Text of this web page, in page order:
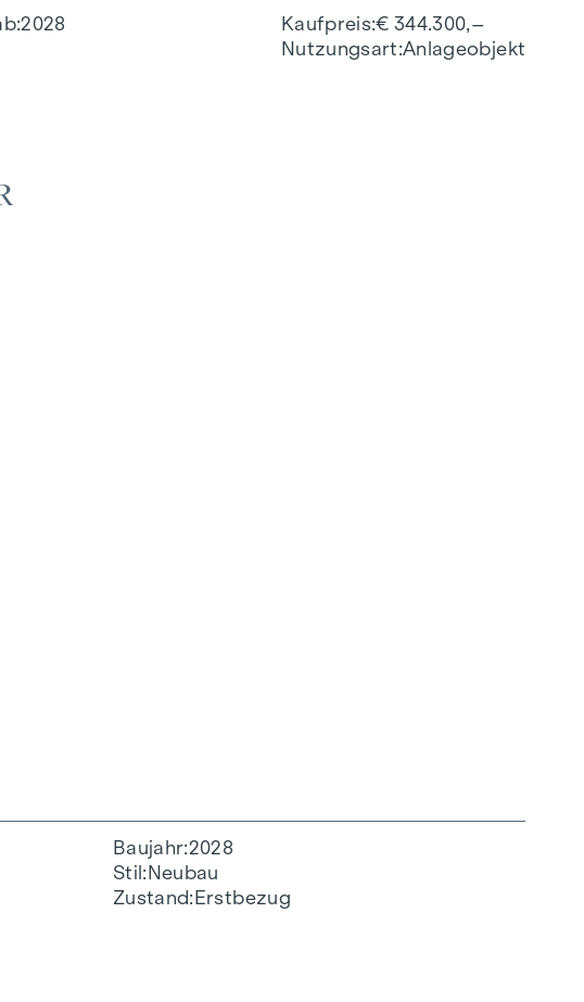
2028
Kaufpreis € 344.300,–
Nutzungsart Anlageobjekt
Baujahr 2028
Stil Neubau
Zustand Erstbezug